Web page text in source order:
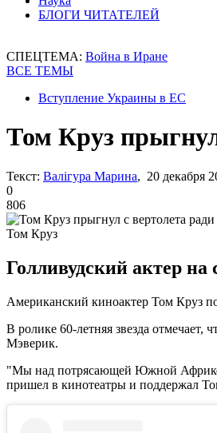
БЛОГИ ЧИТАТЕЛЕЙ
СПЕЦТЕМА: Война в Иране
ВСЕ ТЕМЫ
Вступление Украины в ЕС
Том Круз
Текст: Валігура Марина, 20 декабря
0
806
Том Круз
Голливудский актер
Американский киноактер Том Круз
В ролике 60-летняя звезда
Мэверик.
"Мы над потрясающей Южной
пришел в кинотеатры и поддержал